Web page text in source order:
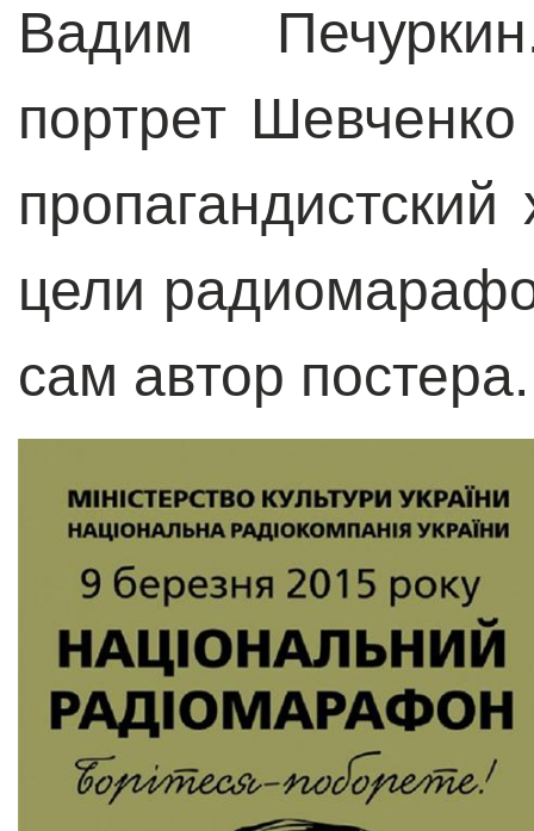
Вадим
портрет
пропагандистский
цели
сам автор постера.